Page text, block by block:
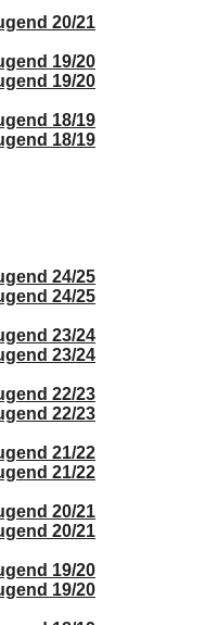
20/21
19/20
19/20
18/19
18/19
24/25
24/25
23/24
23/24
22/23
22/23
21/22
21/22
20/21
20/21
19/20
19/20